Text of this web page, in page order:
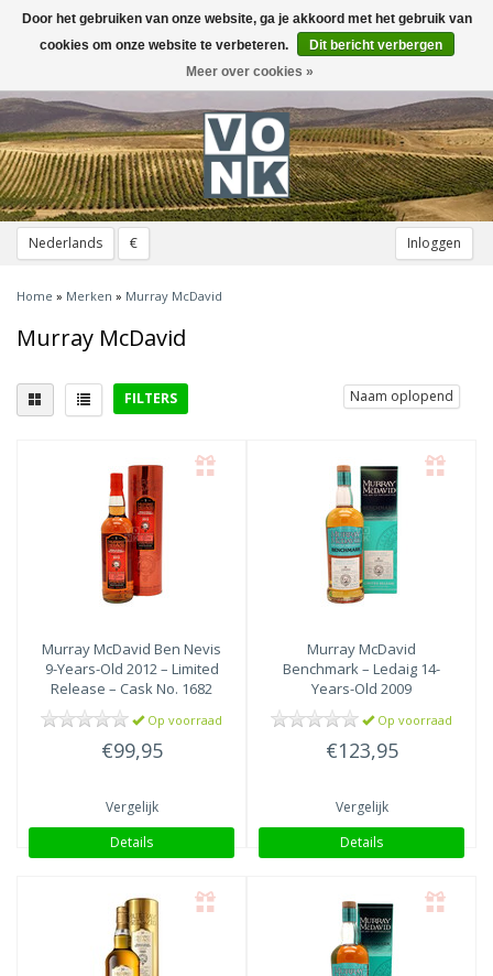
Nederlands € Inloggen
Toggle
navigation
Home » Merken » Murray McDavid
Murray McDavid
FILTERS Naam oplopend
Speyside(2)
Highlands(1)
Orkney(1)
Lowlands(1)
Murray McDavid Ben Nevis
9-Years-Old 2012 – Limited
Release – Cask No. 1682
Op voorraad
€99,95
Vergelijk
Details
Murray McDavid
Benchmark – Ledaig 14-
Years-Old 2009
Op voorraad
€123,95
Vergelijk
Details
Door het gebruiken van onze website, ga je akkoord met het gebruik van
cookies om onze website te verbeteren.
Dit bericht verbergen
Meer over cookies »